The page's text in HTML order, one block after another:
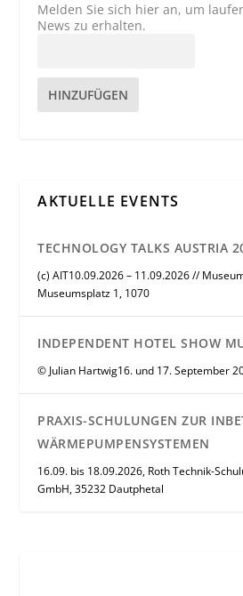
Melden Sie sich hier an, um
News zu erhalten.
HINZUFÜGEN
AKTUELLE EVENTS
TECHNOLOGY TALKS AUSTRIA
(c) AIT10.09.2026 – 11.09.2026 //
Museumsplatz 1, 1070
INDEPENDENT HOTEL SHOW
© Julian Hartwig16. und 17. September
PRAXIS-SCHULUNGEN ZUR
WÄRMEPUMPENSYSTEMEN
16.09. bis 18.09.2026, Roth Technik-
GmbH, 35232 Dautphetal